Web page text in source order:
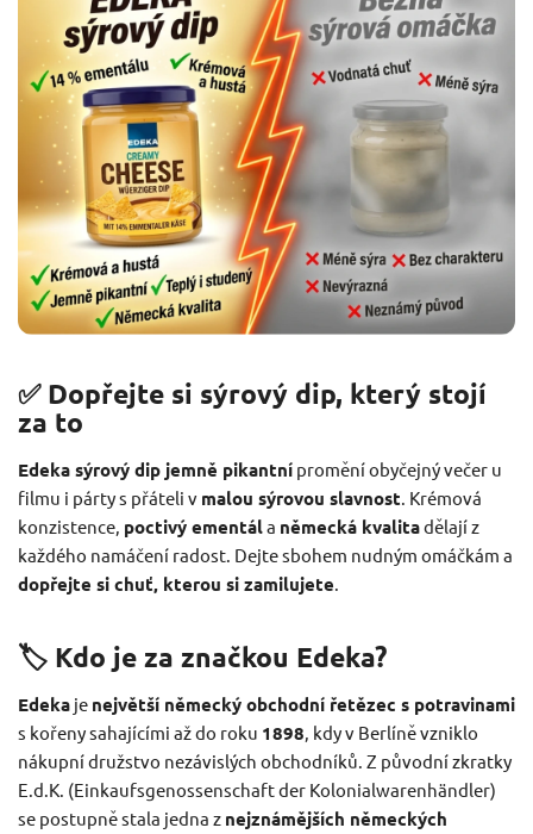
✅ Dopřejte si sýrový dip, který stojí
za to
Edeka sýrový dip jemně pikantní promění obyčejný večer u
filmu i párty s přáteli v malou sýrovou slavnost. Krémová
konzistence, poctivý ementála německá kvalitadělají z
každého namáčení radost. Dejte sbohem nudným omáčkám a
dopřejte si chuť, kterou si zamilujete.
🏷️ Kdo je za značkou Edeka?
Edeka je největší německý obchodní řetězec s potravinami
s kořeny sahajícími až do roku 1898, kdy v Berlíně vzniklo
nákupní družstvo nezávislých obchodníků. Z původní zkratky
E.d.K. (Einkaufsgenossenschaft der Kolonialwarenhändler)
se postupně stala jedna z nejznámějších německých